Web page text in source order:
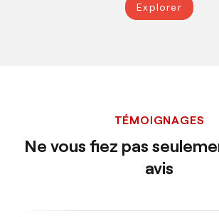
Explorer
TÉMOIGNAGES
Ne vous fiez pas
avis